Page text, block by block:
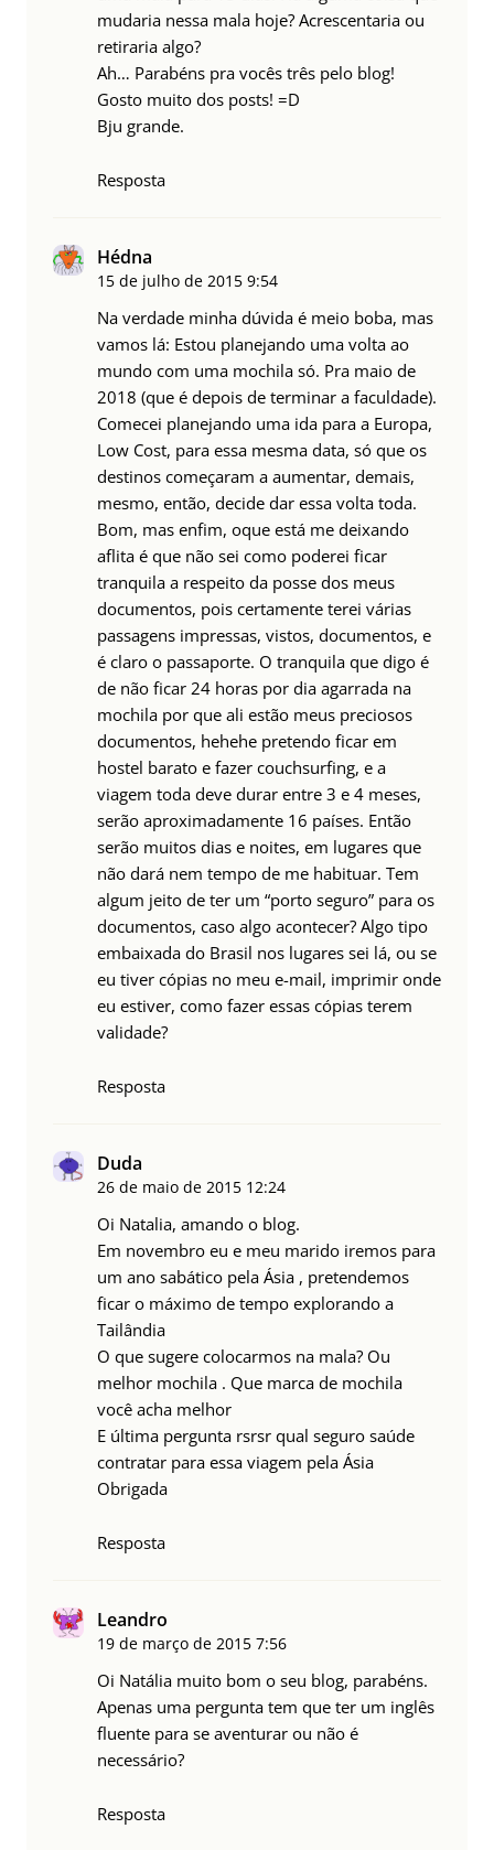
mudaria nessa mala hoje? Acrescentaria ou
retiraria algo?
Ah… Parabéns pra vocês três pelo blog!
Gosto muito dos posts! =D
Bju grande.
Resposta
Hédna
15 de julho de 2015 9:54
Na verdade minha dúvida é meio boba, mas
vamos lá: Estou planejando uma volta ao
mundo com uma mochila só. Pra maio de
2018 (que é depois de terminar a faculdade).
Comecei planejando uma ida para a Europa,
Low Cost, para essa mesma data, só que os
destinos começaram a aumentar, demais,
mesmo, então, decide dar essa volta toda.
Bom, mas enfim, oque está me deixando
aflita é que não sei como poderei ficar
tranquila a respeito da posse dos meus
documentos, pois certamente terei várias
passagens impressas, vistos, documentos, e
é claro o passaporte. O tranquila que digo é
de não ficar 24 horas por dia agarrada na
mochila por que ali estão meus preciosos
documentos, hehehe pretendo ficar em
hostel barato e fazer couchsurfing, e a
viagem toda deve durar entre 3 e 4 meses,
serão aproximadamente 16 países. Então
serão muitos dias e noites, em lugares que
não dará nem tempo de me habituar. Tem
algum jeito de ter um “porto seguro” para os
documentos, caso algo acontecer? Algo tipo
embaixada do Brasil nos lugares sei lá, ou se
eu tiver cópias no meu e-mail, imprimir onde
eu estiver, como fazer essas cópias terem
validade?
Resposta
Duda
26 de maio de 2015 12:24
Oi Natalia, amando o blog.
Em novembro eu e meu marido iremos para
um ano sabático pela Ásia , pretendemos
ficar o máximo de tempo explorando a
Tailândia
O que sugere colocarmos na mala? Ou
melhor mochila . Que marca de mochila
você acha melhor
E última pergunta rsrsr qual seguro saúde
contratar para essa viagem pela Ásia
Obrigada
Resposta
Leandro
19 de março de 2015 7:56
Oi Natália muito bom o seu blog, parabéns.
Apenas uma pergunta tem que ter um inglês
fluente para se aventurar ou não é
necessário?
Resposta